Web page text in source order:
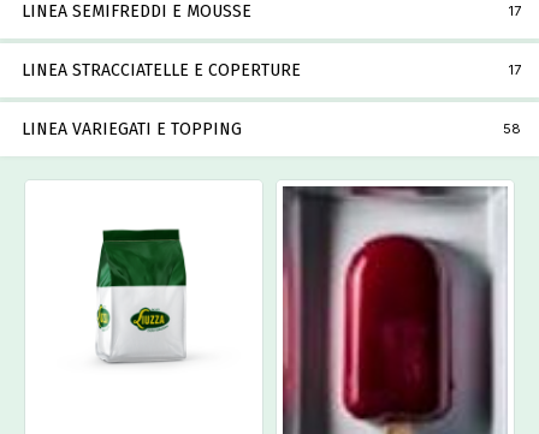
LINEA SEMIFREDDI E MOUSSE 17
LINEA STRACCIATELLE E COPERTURE 17
LINEA VARIEGATI E TOPPING 58